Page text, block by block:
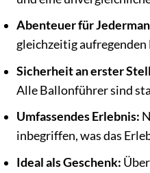
Abenteuer für
gleichzeitig
Sicherheit an erster
Alle Ballonführer sind
Umfassendes Erlebnis:
inbegriffen, was das
Ideal als Geschenk: